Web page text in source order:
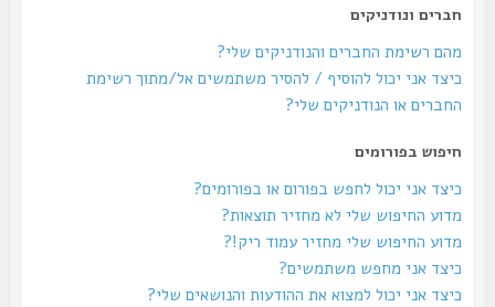
חברים ונודניקים
מהם רשימת החברים והנודניקים שלי?
כיצד אני יכול להוסיף / להסיר משתמשים אל/מתוך רשימת
החברים או הנודניקים שלי?
חיפוש בפורומים
כיצד אני יכול לחפש בפורום או בפורומים?
מדוע החיפוש שלי לא מחזיר תוצאות?
מדוע החיפוש שלי מחזיר עמוד ריק!?
כיצד אני מחפש משתמשים?
כיצד אני יכול למצוא את ההודעות והנושאים שלי?